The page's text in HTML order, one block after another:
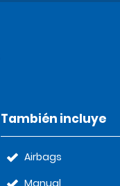
También incluye
Airbags
Manual